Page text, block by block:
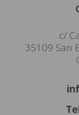
c/
35109 San